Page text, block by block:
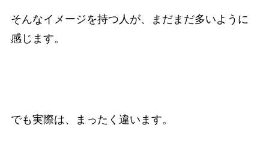
そんなイメージを持つ人が、まだまだ多いように
感じます。
でも実際は、まったく違います。